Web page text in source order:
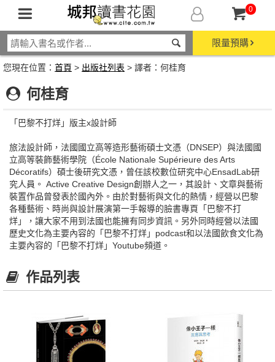
0
限量預購
您現在位置： 首頁 > 出版社列表 > 譯者：何桂育
何桂育
「巴黎不打烊」版主x設計師
旅法設計師，法國國立高等造形藝術碩士文憑（DNSEP）與法國國
立高等裝飾藝術學院（École Nationale Supérieure des Arts
Décoratifs）碩士後研究文憑，曾任該校數位研究中心EnsadLab研
究人員。 Active Creative Design創辦人之一，其設計、文章與藝術
裝置作品曾發表於國內外。由於對藝術與文化的熱情，經營以巴黎
各種藝術、時尚與設計展演第一手報導的臉書專頁「巴黎不打
烊」，讓大家不用到法國也能擁有同步資訊。另外同時經營以法國
歷史文化為主要內容的「巴黎不打烊」podcast和以法國飲食文化為
主要內容的「巴黎不打烊」Youtube頻道。
作品列表